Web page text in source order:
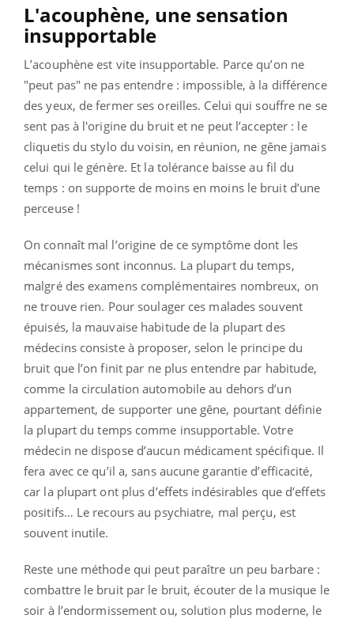
L'acouphène, une sensation
insupportable
L’acouphène est vite insupportable. Parce qu’on ne
"peut pas" ne pas entendre : impossible, à la différence
des yeux, de fermer ses oreilles. Celui qui souffre ne se
sent pas à l'origine du bruit et ne peut l’accepter : le
cliquetis du stylo du voisin, en réunion, ne gêne jamais
celui qui le génère. Et la tolérance baisse au fil du
temps : on supporte de moins en moins le bruit d’une
perceuse !
On connaît mal l’origine de ce symptôme dont les
mécanismes sont inconnus. La plupart du temps,
malgré des examens complémentaires nombreux, on
ne trouve rien. Pour soulager ces malades souvent
épuisés, la mauvaise habitude de la plupart des
médecins consiste à proposer, selon le principe du
bruit que l’on finit par ne plus entendre par habitude,
comme la circulation automobile au dehors d’un
appartement, de supporter une gêne, pourtant définie
la plupart du temps comme insupportable. Votre
médecin ne dispose d’aucun médicament spécifique. Il
fera avec ce qu’il a, sans aucune garantie d’efficacité,
car la plupart ont plus d’effets indésirables que d’effets
positifs… Le recours au psychiatre, mal perçu, est
souvent inutile.
Reste une méthode qui peut paraître un peu barbare :
combattre le bruit par le bruit, écouter de la musique le
soir à l’endormissement ou, solution plus moderne, le